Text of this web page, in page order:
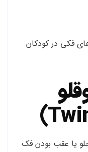
فکی در کودکان
یا عقب بودن فک